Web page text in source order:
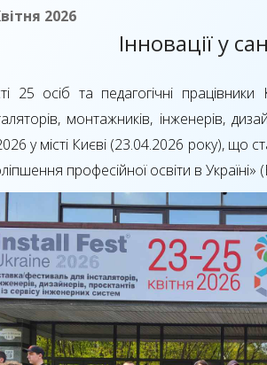
2026
Інновації у
25 осіб та педагогічні
монтажників, інженерів,
у місті Києві (23.04.2026 року), що
професійної освіти в Україні»